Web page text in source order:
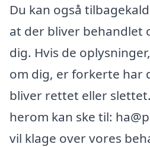
Du kan også
at der bliver behandlet
dig. Hvis de
om dig, er forkerte har
bliver rettet eller
herom kan ske til:
vil klage over vores